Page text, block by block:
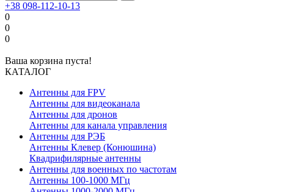
+38 098-112-10-13
0
0
0
Ваша корзина пуста!
КАТАЛОГ
Антенны для FPV
Антенны для видеоканала
Антенны для дронов
Антенны для канала управления
Антенны для РЭБ
Антенны Клевер (Конюшина)
Квадрифилярные антенны
Антенны для военных по частотам
Антенны 100-1000 МГц